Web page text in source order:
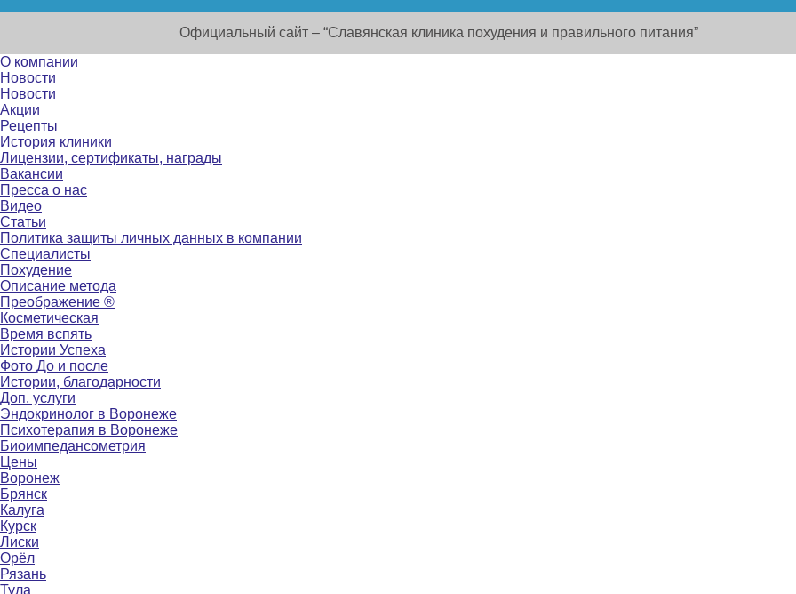
Официальный сайт – “Славянская клиника похудения и правильного питания”
О компании
Новости
Новости
Акции
Рецепты
История клиники
Лицензии, сертификаты, награды
Вакансии
Пресса о нас
Видео
Статьи
Политика защиты личных данных в компании
Специалисты
Похудение
Описание метода
Преображение ®
Косметическая
Время вспять
Истории Успеха
Фото До и после
Истории, благодарности
Доп. услуги
Эндокринолог в Воронеже
Психотерапия в Воронеже
Биоимпедансометрия
Цены
Воронеж
Брянск
Калуга
Курск
Лиски
Орёл
Рязань
Тула